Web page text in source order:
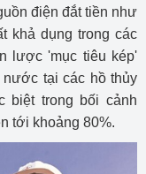
điện đắt tiền như
khả dụng trong các
lược 'mục tiêu kép'
tại các hồ thủy
biệt trong bối cảnh
tới khoảng 80%.